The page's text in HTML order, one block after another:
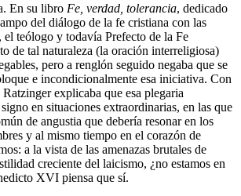
En su libro Fe, verdad, tolerancia, dedicado
del diálogo de la fe cristiana con las
el teólogo y todavía Prefecto de la Fe
de tal naturaleza (la oración interreligiosa)
pero a renglón seguido negaba que se
e incondicionalmente esa iniciativa. Con
explicaba que esa plegaria
en situaciones extraordinarias, en las que
de angustia que debería resonar en los
y al mismo tiempo en el corazón de
a la vista de las amenazas brutales de
creciente del laicismo, ¿no estamos en
XVI piensa que sí.